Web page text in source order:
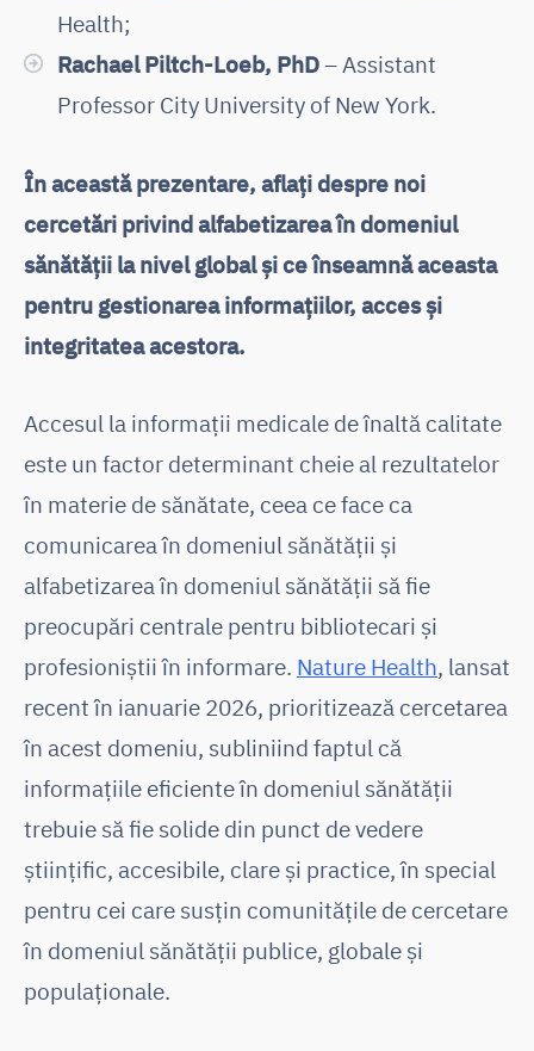
Health;
Rachael Piltch-Loeb, PhD– Assistant
Professor City University of New York.
În această prezentare, aflați despre noi
cercetări privind alfabetizarea în domeniul
sănătății la nivel global și ce înseamnă aceasta
pentru gestionarea informațiilor, acces și
integritatea acestora.
Accesul la informații medicale de înaltă calitate
este un factor determinant cheie al rezultatelor
în materie de sănătate, ceea ce face ca
comunicarea în domeniul sănătății și
alfabetizarea în domeniul sănătății să fie
preocupări centrale pentru bibliotecari și
profesioniștii în informare. Nature Health, lansat
recent în ianuarie 2026, prioritizează cercetarea
în acest domeniu, subliniind faptul că
informațiile eficiente în domeniul sănătății
trebuie să fie solide din punct de vedere
științific, accesibile, clare și practice, în special
pentru cei care susțin comunitățile de cercetare
în domeniul sănătății publice, globale și
populaționale.